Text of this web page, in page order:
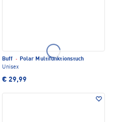
Buff · Polar Multifunktionstuch
Unisex
€ 29,99